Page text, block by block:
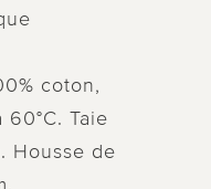
coton,
Taie
Housse de